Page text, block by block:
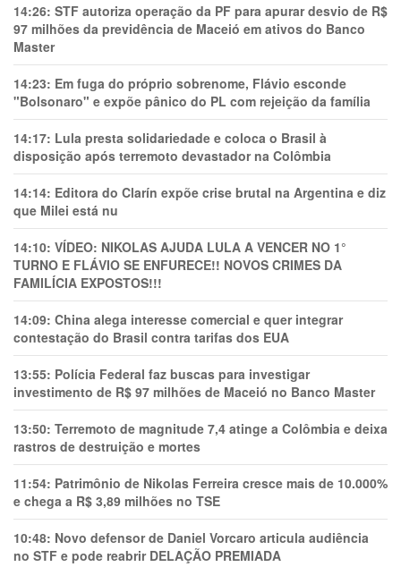
14:26: STF autoriza operação da PF para apurar desvio de R$
97 milhões da previdência de Maceió em ativos do Banco
Master
14:23: Em fuga do próprio sobrenome, Flávio esconde
"Bolsonaro" e expõe pânico do PL com rejeição da família
14:17: Lula presta solidariedade e coloca o Brasil à
disposição após terremoto devastador na Colômbia
14:14: Editora do Clarín expõe crise brutal na Argentina e diz
que Milei está nu
14:10: VÍDEO: NIKOLAS AJUDA LULA A VENCER NO 1°
TURNO E FLÁVIO SE ENFURECE!! NOVOS CRIMES DA
FAMILÍCIA EXPOSTOS!!!
14:09: China alega interesse comercial e quer integrar
contestação do Brasil contra tarifas dos EUA
13:55: Polícia Federal faz buscas para investigar
investimento de R$ 97 milhões de Maceió no Banco Master
13:50: Terremoto de magnitude 7,4 atinge a Colômbia e deixa
rastros de destruição e mortes
11:54: Patrimônio de Nikolas Ferreira cresce mais de 10.000%
e chega a R$ 3,89 milhões no TSE
10:48: Novo defensor de Daniel Vorcaro articula audiência
no STF e pode reabrir DELAÇÃO PREMIADA